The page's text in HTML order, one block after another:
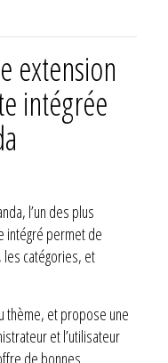
extension
intégrée
l’un des plus
intégré permet de
catégories, et
thème, et propose une
et l’utilisateur
de bonnes